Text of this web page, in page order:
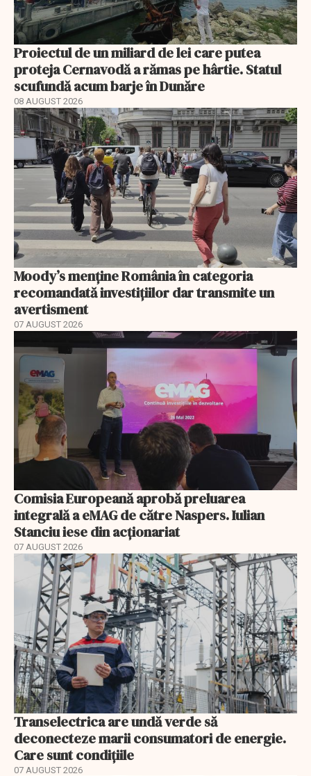
Proiectul de un miliard de lei care putea
proteja Cernavodă a rămas pe hârtie. Statul
scufundă acum barje în Dunăre
08 AUGUST 2026
Moody’s menține România în categoria
recomandată investițiilor dar transmite un
avertisment
07 AUGUST 2026
Comisia Europeană aprobă preluarea
integrală a eMAG de către Naspers. Iulian
Stanciu iese din acționariat
07 AUGUST 2026
Transelectrica are undă verde să
deconecteze marii consumatori de energie.
Care sunt condițiile
07 AUGUST 2026